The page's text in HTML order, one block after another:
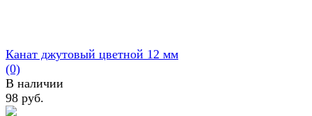
Канат джутовый цветной 12 мм
(0)
В наличии
98 руб.